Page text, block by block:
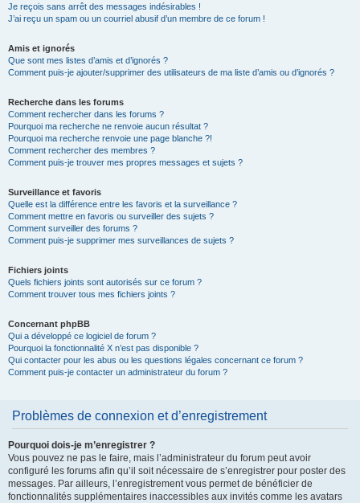
Je reçois sans arrêt des messages indésirables !
J’ai reçu un spam ou un courriel abusif d’un membre de ce forum !
Amis et ignorés
Que sont mes listes d’amis et d’ignorés ?
Comment puis-je ajouter/supprimer des utilisateurs de ma liste d’amis ou d’ignorés ?
Recherche dans les forums
Comment rechercher dans les forums ?
Pourquoi ma recherche ne renvoie aucun résultat ?
Pourquoi ma recherche renvoie une page blanche ?!
Comment rechercher des membres ?
Comment puis-je trouver mes propres messages et sujets ?
Surveillance et favoris
Quelle est la différence entre les favoris et la surveillance ?
Comment mettre en favoris ou surveiller des sujets ?
Comment surveiller des forums ?
Comment puis-je supprimer mes surveillances de sujets ?
Fichiers joints
Quels fichiers joints sont autorisés sur ce forum ?
Comment trouver tous mes fichiers joints ?
Concernant phpBB
Qui a développé ce logiciel de forum ?
Pourquoi la fonctionnalité X n’est pas disponible ?
Qui contacter pour les abus ou les questions légales concernant ce forum ?
Comment puis-je contacter un administrateur du forum ?
Problèmes de connexion et d’enregistrement
Pourquoi dois-je m’enregistrer ?
Vous pouvez ne pas le faire, mais l’administrateur du forum peut avoir
configuré les forums afin qu’il soit nécessaire de s’enregistrer pour poster des
messages. Par ailleurs, l’enregistrement vous permet de bénéficier de
fonctionnalités supplémentaires inaccessibles aux invités comme les avatars